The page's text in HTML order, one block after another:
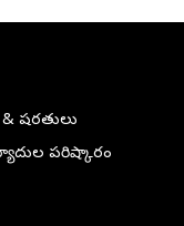
షరతులు
పరిష్కారం